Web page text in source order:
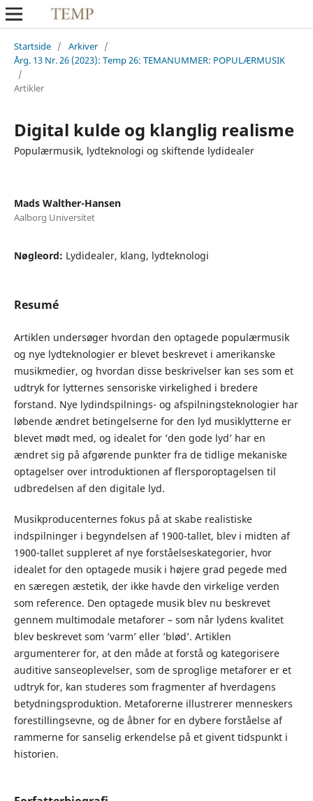
Startside / Arkiver /
Årg. 13 Nr. 26 (2023): Temp 26: TEMANUMMER: POPULÆRMUSIK
/
Artikler
Digital kulde og klanglig realisme
Populærmusik, lydteknologi og skiftende lydidealer
Mads Walther-Hansen
Aalborg Universitet
Nøgleord: Lydidealer, klang, lydteknologi
Resumé
Artiklen undersøger hvordan den optagede populærmusik
og nye lydteknologier er blevet beskrevet i amerikanske
musikmedier, og hvordan disse beskrivelser kan ses som et
udtryk for lytternes sensoriske virkelighed i bredere
forstand. Nye lydindspilnings- og afspilningsteknologier har
løbende ændret betingelserne for den lyd musiklytterne er
blevet mødt med, og idealet for ’den gode lyd’ har en
ændret sig på afgørende punkter fra de tidlige mekaniske
optagelser over introduktionen af flersporoptagelsen til
udbredelsen af den digitale lyd.
Musikproducenternes fokus på at skabe realistiske
indspilninger i begyndelsen af 1900-tallet, blev i midten af
1900-tallet suppleret af nye forståelseskategorier, hvor
idealet for den optagede musik i højere grad pegede med
en særegen æstetik, der ikke havde den virkelige verden
som reference. Den optagede musik blev nu beskrevet
gennem multimodale metaforer – som når lydens kvalitet
blev beskrevet som ’varm’ eller ’blød’. Artiklen
argumenterer for, at den måde at forstå og kategorisere
auditive sanseoplevelser, som de sproglige metaforer er et
udtryk for, kan studeres som fragmenter af hverdagens
betydningsproduktion. Metaforerne illustrerer menneskers
forestillingsevne, og de åbner for en dybere forståelse af
rammerne for sanselig erkendelse på et givent tidspunkt i
historien.